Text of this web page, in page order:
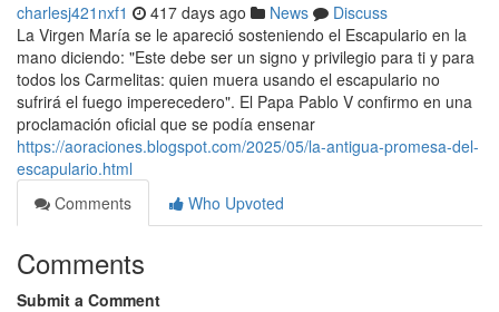
charlesj421nxf1 417 days ago News
Discuss
La Virgen María se le apareció sosteniendo el Escapulario en la
mano diciendo: "Este debe ser un signo y privilegio para ti y para
todos los Carmelitas: quien muera usando el escapulario no
sufrirá el fuego imperecedero". El Papa Pablo V confirmo en una
proclamación oficial que se podía ensenar
https://aoraciones.blogspot.com/2025/05/la-antigua-promesa-del-
escapulario.html
Comments
Who Upvoted
Comments
Submit a Comment